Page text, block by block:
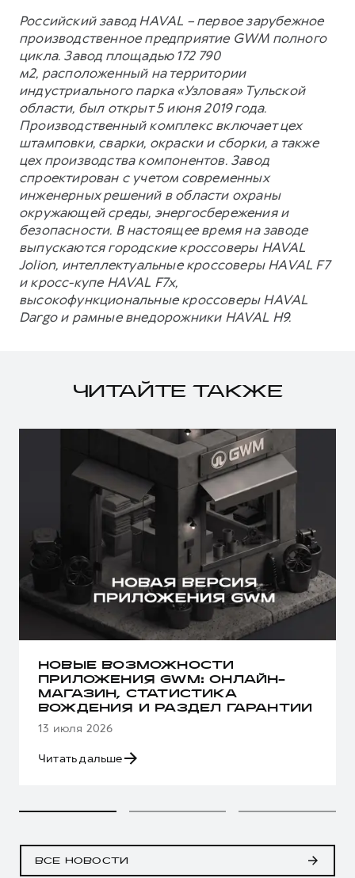
Российский завод HAVAL – первое зарубежное
производственное предприятие GWM полного
цикла. Завод площадью 172 790
м2, расположенный на территории
индустриального парка «Узловая» Тульской
области, был открыт 5 июня 2019 года.
Производственный комплекс включает цех
штамповки, сварки, окраски и сборки, а также
цех производства компонентов. Завод
спроектирован с учетом современных
инженерных решений в области охраны
окружающей среды, энергосбережения и
безопасности. В настоящее время на заводе
выпускаются городские кроссоверы HAVAL
Jolion, интеллектуальные кроссоверы HAVAL F7
и кросс-купе HAVAL F7x,
высокофункциональные кроссоверы HAVAL
Dargo и рамные внедорожники HAVAL H9.
ЧИТАЙТЕ ТАКЖЕ
НОВЫЕ ВОЗМОЖНОСТИ
ПРИЛОЖЕНИЯ GWM: ОНЛАЙН-
МАГАЗИН, СТАТИСТИКА
ВОЖДЕНИЯ И РАЗДЕЛ ГАРАНТИИ
13 июля 2026
Читать дальше
ВСЕ НОВОСТИ